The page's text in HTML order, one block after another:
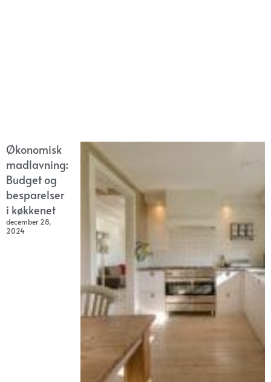
Økonomisk
madlavning:
Budget og
besparelser
i køkkenet
december 28,
2024